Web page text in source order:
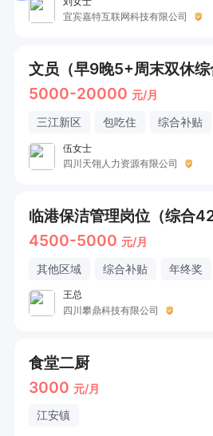
宜宾嘉特互联网科技有限公司
文员（早9晚5+周末双休
5000-20000 元/月
三江新区 包吃住 综合补贴
伍女士
四川天翎人力资源有限公司
临港保洁管理岗位（综合
4500-5000 元/月
其他区域 综合补贴 年终奖
王总
四川攀鼎科技有限公司
食堂二厨
3000 元/月
江安镇